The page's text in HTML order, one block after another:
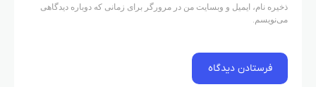
ذخیره نام، ایمیل و وبسایت من در مرورگر برای زمانی که دوباره دیدگاهی
می‌نویسم.